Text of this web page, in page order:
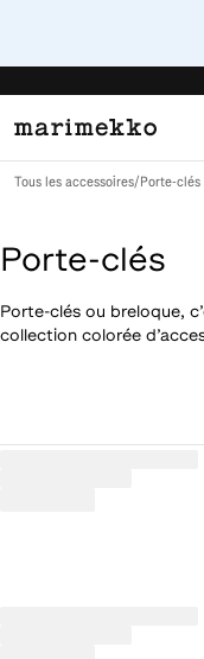
Tous les accessoires/ Porte-clés
Porte-clés
Porte-clés ou breloque,
collection colorée